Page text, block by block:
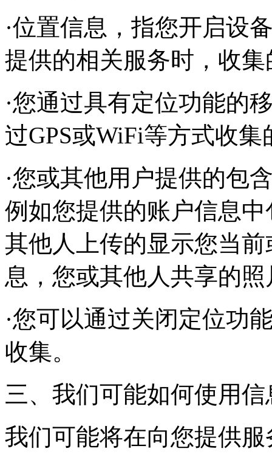
·位置信息，指您开启设
提供的相关服务时，收
·您通过具有定位功能的
过GPS或WiFi等方式收
·您或其他用户提供的包
例如您提供的账户信息
其他人上传的显示您当
息，您或其他人共享的
·您可以通过关闭定位功
收集。
三、我们可能如何使用信
我们可能将在向您提供